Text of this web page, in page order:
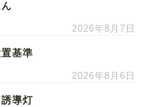
2026年8月7日
基準
2026年8月6日
導灯